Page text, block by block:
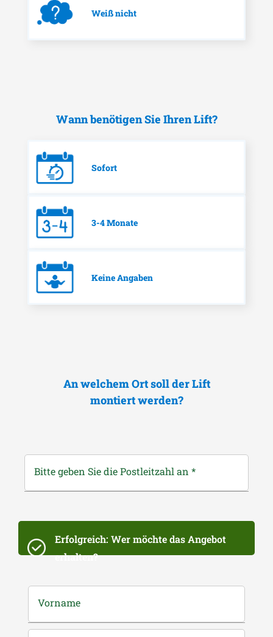
Weiß nicht
Wann benötigen Sie Ihren Lift?
Sofort
3-4 Monate
Keine Angaben
An welchem Ort soll der Lift
montiert werden?
Bitte geben Sie die Postleitzahl an *
Erfolgreich: Wer möchte das Angebot
erhalten?
Vorname